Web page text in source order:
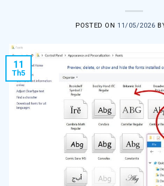
POSTED ON 11/05/2026
11
Th5